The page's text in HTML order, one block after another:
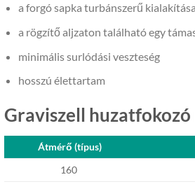
a forgó sapka turbánszerű
a rögzítő aljzaton található egy
minimális surlódási veszteség
hosszú élettartam
Graviszell
160
Átmérő (típus)